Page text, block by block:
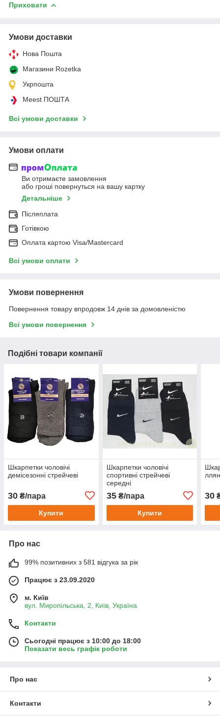
Приховати
Умови доставки
Нова Пошта
Магазини Rozetka
Укрпошта
Meest ПОШТА
Всі умови доставки
Умови оплати
Ви отримаєте замовлення
або гроші повернуться на вашу картку
Детальніше
Післяплата
Готівкою
Оплата картою Visa/Mastercard
Всі умови оплати
Умови повернення
Повернення товару впродовж 14 днів за домовленістю
Всі умови повернення
Подібні товари компанії
Шкарпетки чоловічі
демісезонні стрейчеві
30 ₴/пара
Купити
Шкарпетки чоловічі
спортивні стрейчеві
середні
35₴/пара
Купити
30
Про нас
99% позитивних з 581 відгука за рік
Працює з 23.09.2020
м. Київ
вул. Миропільська, 2, Київ, Україна
Контакти
Сьогодні працює з 10:00 до 18:00
Показати весь графік роботи
Про нас
Контакти